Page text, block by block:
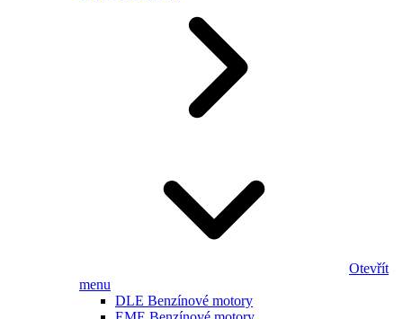
Otevřít
menu
DLE Benzínové motory